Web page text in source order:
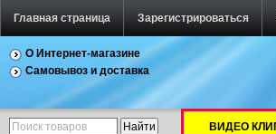
Главная страница Зарегистрироваться
О Интернет-магазине
Самовывоз и доставка
ВИДЕО